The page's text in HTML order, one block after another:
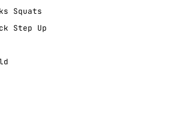
Squats
Step Up